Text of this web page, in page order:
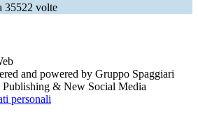
35522 volte
and powered by Gruppo Spaggiari
& New Social Media
personali